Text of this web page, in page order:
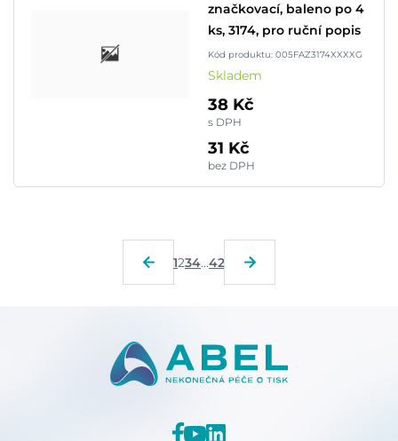
značkovací, baleno po 4
ks, 3174, pro ruční popis
Kód produktu: 005FAZ3174XXXXG
Skladem
38 Kč
s DPH
31 Kč
bez DPH
1234...42